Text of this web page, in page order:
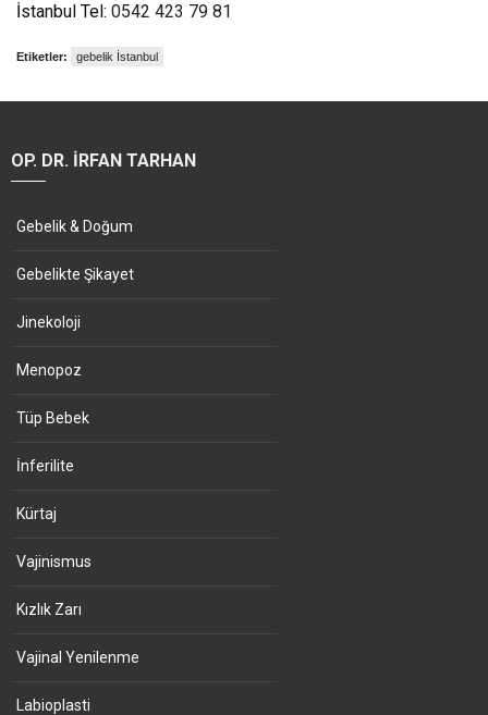
İstanbul Tel: 0542 423 79 81
Etiketler: gebelik İstanbul
OP. DR. İRFAN TARHAN
Gebelik & Doğum
Gebelikte Şikayet
Jinekoloji
Menopoz
Tüp Bebek
İnferilite
Kürtaj
Vajinismus
Kızlık Zarı
Vajinal Yenilenme
Labioplasti